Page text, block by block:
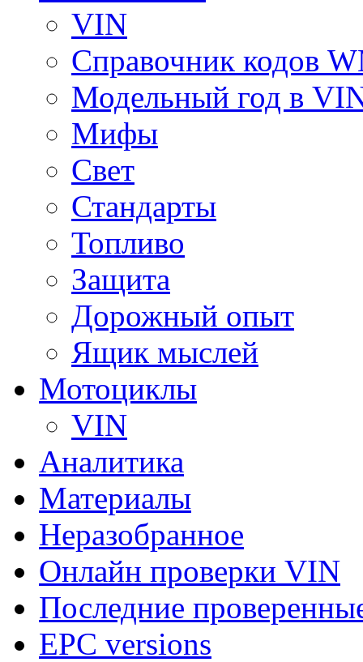
VIN
Справочник кодов
Модельный год в
Мифы
Свет
Стандарты
Топливо
Защита
Дорожный опыт
Ящик мыслей
Мотоциклы
VIN
Аналитика
Материалы
Неразобранное
Онлайн проверки VIN
Последние
EPC versions